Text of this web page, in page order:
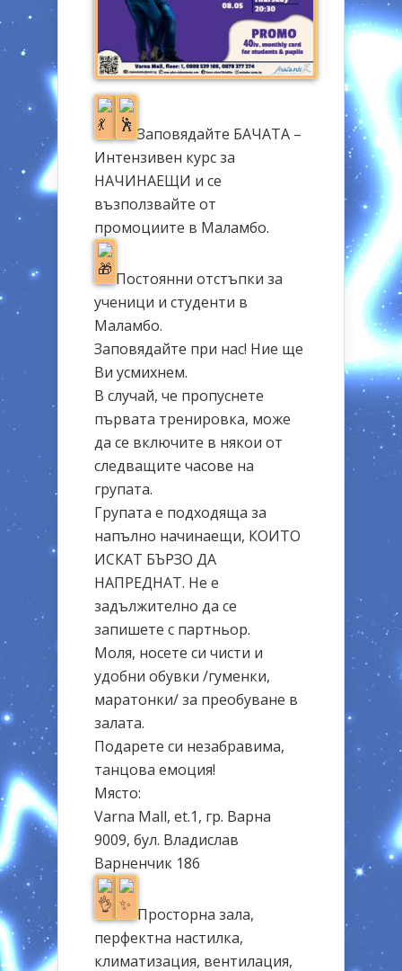
Заповядайте БАЧАТА –
Интензивен курс за
НАЧИНАЕЩИ и се
възползвайте от
промоциите в Маламбо.
Постоянни отстъпки за
ученици и студенти в
Маламбо.
Заповядайте при нас! Ние ще
Ви усмихнем.
В случай, че пропуснете
първата тренировка, може
да се включите в някои от
следващите часове на
групата.
Групата е подходяща за
напълно начинаещи, КОИТО
ИСКАТ БЪРЗО ДА
НАПРЕДНАТ. Не е
задължително да се
запишете с партньор.
Моля, носете си чисти и
удобни обувки /гуменки,
маратонки/ за преобуване в
залата.
Подарете си незабравима,
танцова емоция!
Място:
Varna Mall, et.1, гр. Варна
9009, бул. Владислав
Варненчик 186
Просторна зала,
перфектна настилка,
климатизация, вентилация,